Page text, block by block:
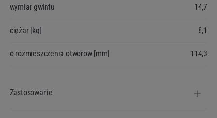
wymiar gwintu 14,7
ciężar [kg] 8,1
o rozmieszczenia otworów [mm] 114,3
Zastosowanie